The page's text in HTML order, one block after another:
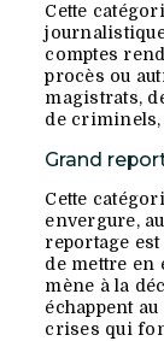
Cette
comptes
procès ou
magistrats,
de criminels,
Grand
Cette
envergure,
reportage
de mettre en
mène à la
échappent
crises qui